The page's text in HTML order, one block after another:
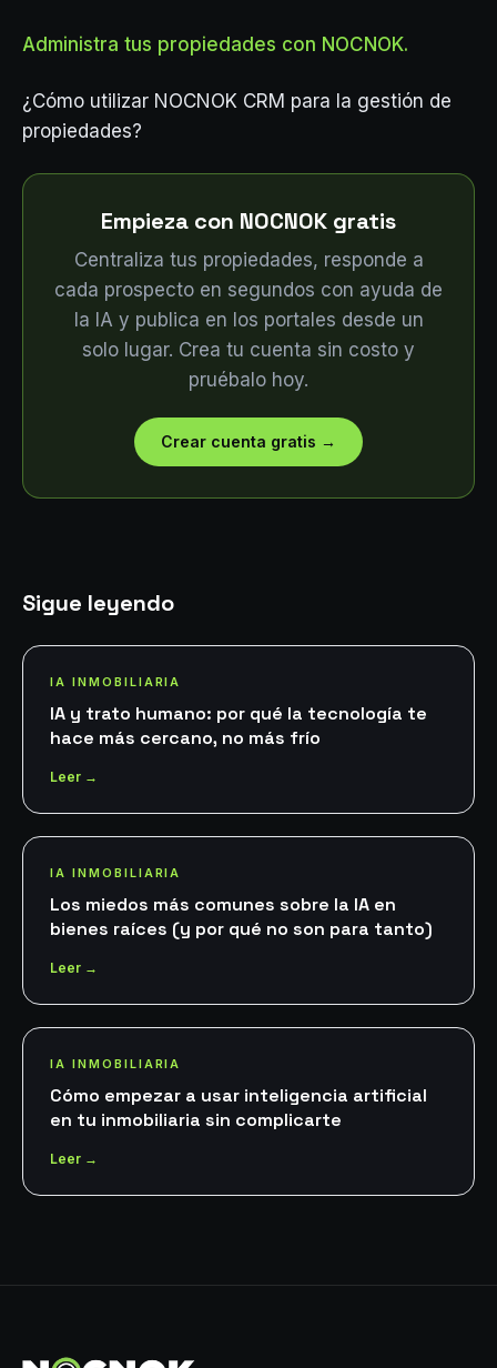
Administra tus propiedades con NOCNOK.
¿Cómo utilizar NOCNOK CRM para la gestión de
propiedades?
Empieza con NOCNOK gratis
Centraliza tus propiedades, responde a
cada prospecto en segundos con ayuda de
la IA y publica en los portales desde un
solo lugar. Crea tu cuenta sin costo y
pruébalo hoy.
Crear cuenta gratis →
Sigue leyendo
IA INMOBILIARIA
IA y trato humano: por qué la tecnología te
hace más cercano, no más frío
Leer →
IA INMOBILIARIA
Los miedos más comunes sobre la IA en
bienes raíces (y por qué no son para tanto)
Leer →
IA INMOBILIARIA
Cómo empezar a usar inteligencia artificial
en tu inmobiliaria sin complicarte
Leer →